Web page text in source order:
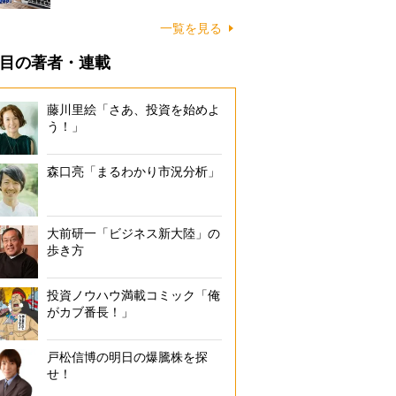
一覧を見る
の著者・連載
藤川里絵「さあ、投資を始めよ
う！」
森口亮「まるわかり市況分析」
大前研一「ビジネス新大陸」の
歩き方
投資ノウハウ満載コミック「俺
がカブ番長！」
戸松信博の明日の爆騰株を探
せ！